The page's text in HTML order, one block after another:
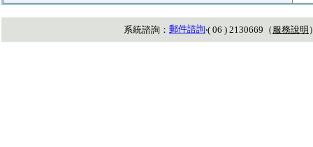
系統諮詢： 郵件諮詢‧( 06 ) 2130669（ 服務說明